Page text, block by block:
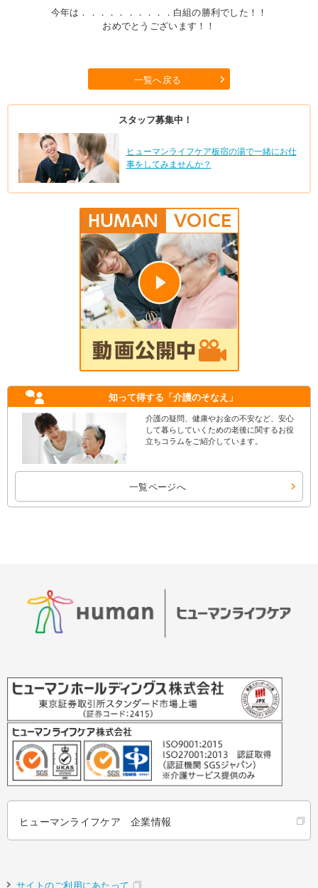
今年は．．．．．．．．．．白組の勝利でした！！
おめでとうございます！！
一覧へ戻る
スタッフ募集中！
ヒューマンライフケア板宿の湯で一緒にお仕
事をしてみませんか？
知って得する 「介護のそなえ」
介護の疑問、健康やお金の不安など、安心
して暮らしていくための老後に関するお役
立ちコラムをご紹介しています。
一覧ページへ
ヒューマンライフケア 企業情報
サイトのご利用にあたって